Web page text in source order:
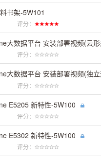
书架-5W101
评分：
大数据平台 安装部署视频(云
评分：
大数据平台 安装部署视频(独
评分：
E5205 新特性-5W100
评分：
E5302 新特性-5W100
评分：